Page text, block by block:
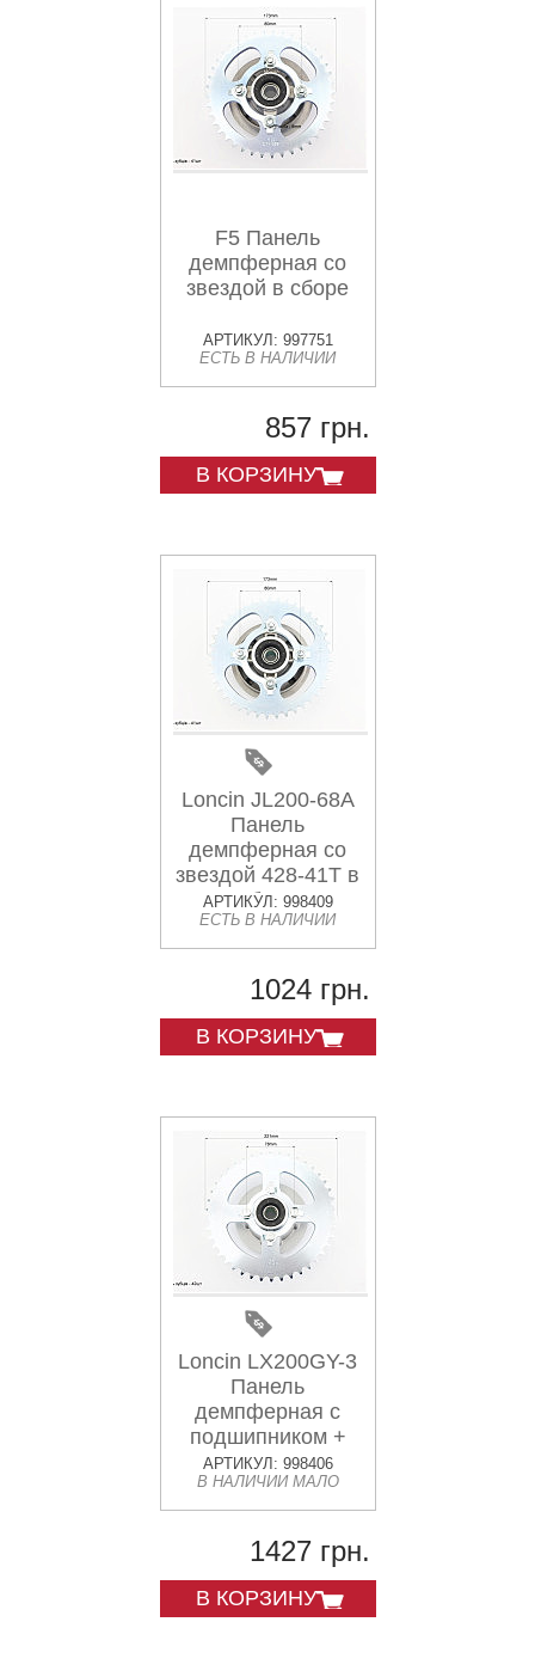
F5 Панель
демпферная со
звездой в сборе
АРТИКУЛ: 997751
ЕСТЬ В НАЛИЧИИ
857 грн.
В КОРЗИНУ
Loncin JL200-68A
Панель
демпферная со
звездой 428-41Т в
сборе
АРТИКУЛ: 998409
ЕСТЬ В НАЛИЧИИ
1024 грн.
В КОРЗИНУ
Loncin LX200GY-3
Панель
демпферная с
подшипником +
звезда 520*42 в
сборе, высота
посадки звезды -
45мм
АРТИКУЛ: 998406
В НАЛИЧИИ МАЛО
1427 грн.
В КОРЗИНУ